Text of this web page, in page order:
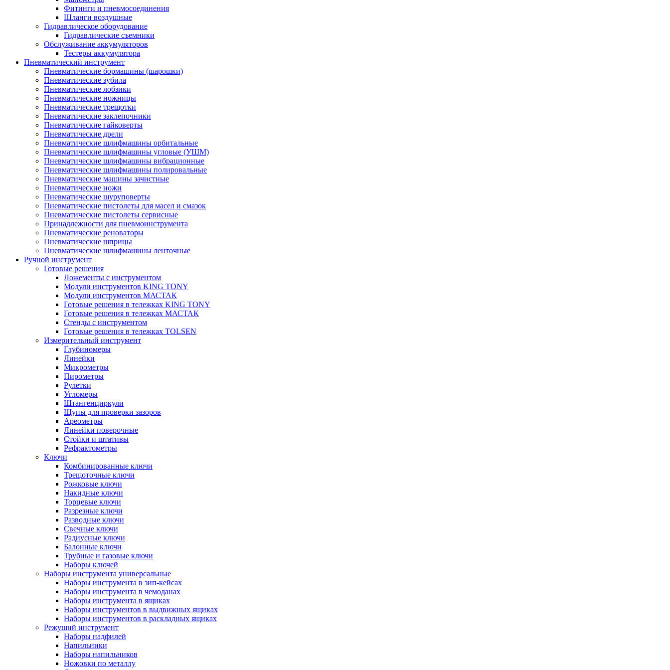
Фитинги и пневмосоединения
Шланги воздушные
Гидравлическое оборудование
Гидравлические съемники
Обслуживание аккумуляторов
Тестеры аккумулятора
Пневматический инструмент
Пневматические бормашины (шарошки)
Пневматические зубила
Пневматические лобзики
Пневматические ножницы
Пневматические трещотки
Пневматические заклепочники
Пневматические гайковерты
Пневматические дрели
Пневматические шлифмашины орбитальные
Пневматические шлифмашины угловые (УШМ)
Пневматические шлифмашины вибрационные
Пневматические шлифмашины полировальные
Пневматические машины зачистные
Пневматические ножи
Пневматические шуруповерты
Пневматические пистолеты для масел и смазок
Пневматические пистолеты сервисные
Принадлежности для пневмоинструмента
Пневматические реноваторы
Пневматические шприцы
Пневматические шлифмашины ленточные
Ручной инструмент
Готовые решения
Ложементы с инструментом
Модули инструментов KING TONY
Модули инструментов МАСТАК
Готовые решения в тележках KING TONY
Готовые решения в тележках МАСТАК
Стенды с инструментом
Готовые решения в тележках TOLSEN
Измерительный инструмент
Глубиномеры
Линейки
Микрометры
Пирометры
Рулетки
Угломеры
Штангенциркули
Щупы для проверки зазоров
Ареометры
Линейки поверочные
Стойки и штативы
Рефрактометры
Ключи
Комбинированные ключи
Трещоточные ключи
Рожковые ключи
Накидные ключи
Торцевые ключи
Разрезные ключи
Разводные ключи
Свечные ключи
Радиусные ключи
Балонные ключи
Трубные и газовые ключи
Наборы ключей
Наборы инструмента универсальные
Наборы инструмента в зип-кейсах
Наборы инструмента в чемоданах
Наборы инструмента в ящиках
Наборы инструментов в выдвижных ящиках
Наборы инструментов в раскладных ящиках
Режущий инструмент
Наборы надфилей
Напильники
Наборы напильников
Ножовки по металлу